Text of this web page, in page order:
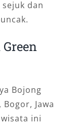
dan
Bojong
Jawa
ini